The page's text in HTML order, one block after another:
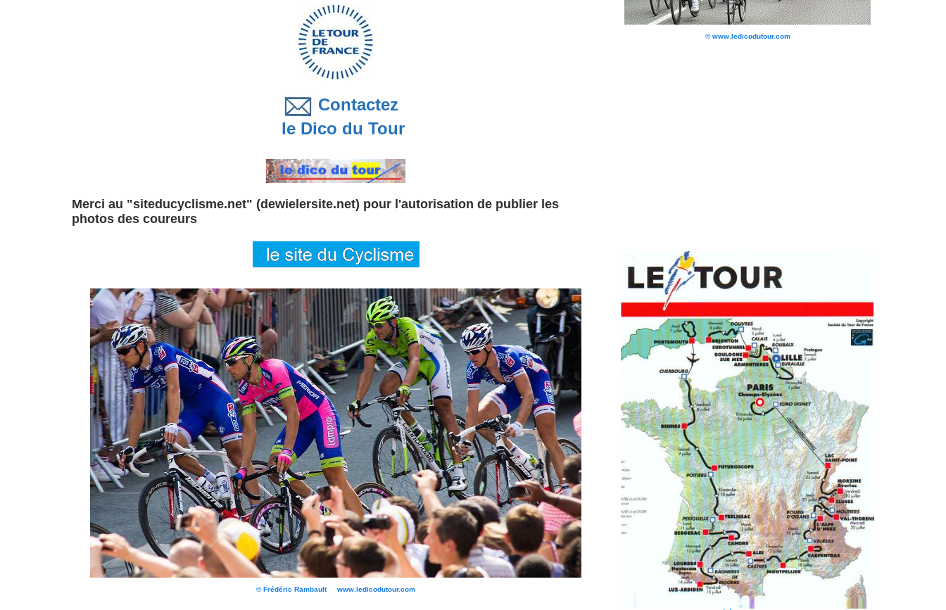
Contactez
le Dico du Tour
Merci au "siteducyclisme.net" (dewielersite.net) pour l'autorisation de publier les
photos des coureurs
© Frédéric Rambault www.ledicodutour.com
© www.ledicodutour.com